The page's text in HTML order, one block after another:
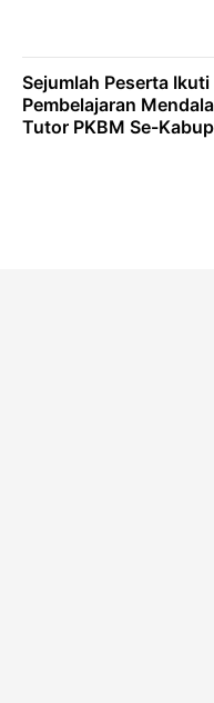
Sejumlah Peserta
Pembelajaran
Tutor PKBM Se-